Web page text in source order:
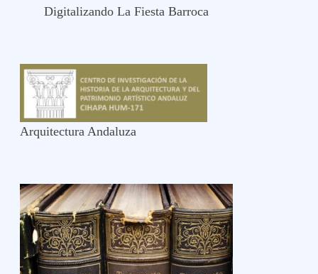
Digitalizando La Fiesta Barroca
Arquitectura Andaluza